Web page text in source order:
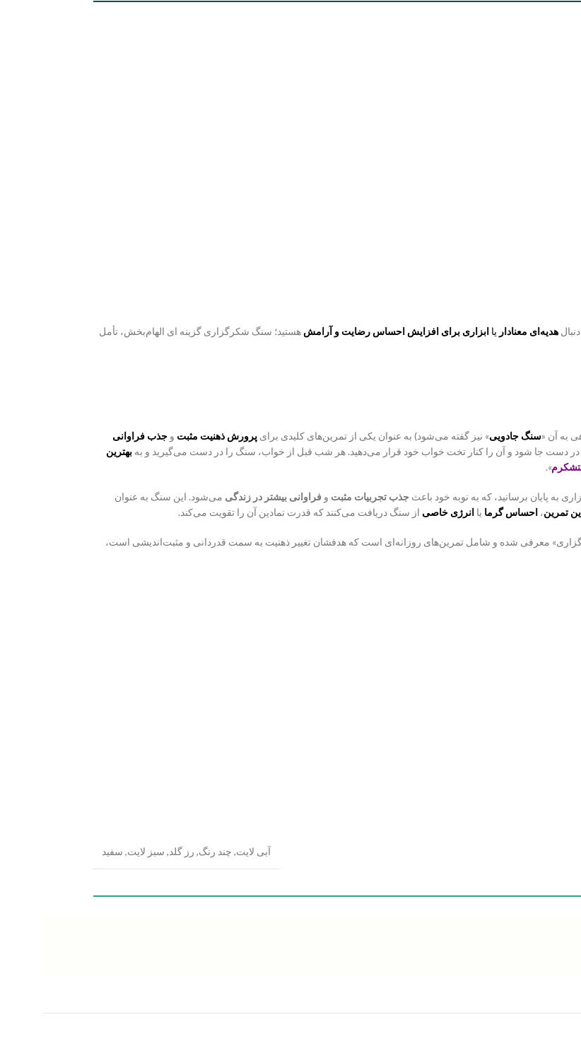
هدیه‌ای معنادار یا ابزاری برای افزایش احساس رضایت و آرامش هستید؛ سنگ شکرگزاری گزینه ای الهام‌بخش، تأمل
به آن «سنگ جادویی» نیز گفته می‌شود) به عنوان یکی از تمرین‌های کلیدی برای پرورش ذهنیت مثبت و جذب فراوانی
در دست جا شود و آن را کنار تخت خواب خود قرار می‌دهید. هر شب قبل از خواب، سنگ را در دست می‌گیرید و به بهترین
».
به پایان برسانید، که به نوبه خود باعث جذب تجربیات مثبت و فراوانی بیشتر در زندگی می‌شود. این سنگ به عنوان
تمرین، احساس گرما یا انرژی خاصی از سنگ دریافت می‌کنند که قدرت نمادین آن را تقویت می‌کند.
کتاب «معجزه ی شکرگزاری» معرفی شده و شامل تمرین‌های روزانه‌ای است که هدفشان تغییر ذهنیت به سمت قدردانی و مثبت‌اندیشی است،
آبی لایت, چند رنگ, رز گلد, سبز لایت, سفید